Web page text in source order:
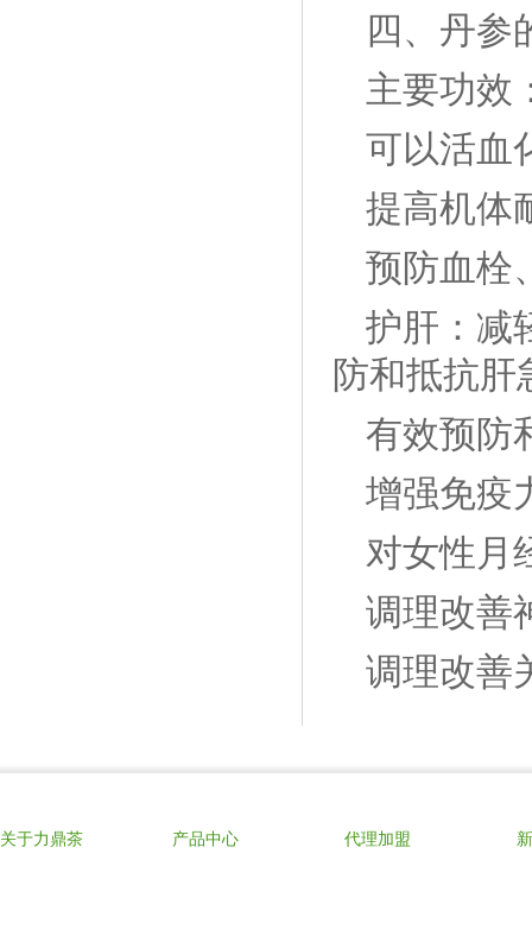
四、丹参
主要功效
可以活血
提高机体
预防血栓
护肝：减
防和抵抗肝
有效预防
增强免疫
对女性月
调理改善
调理改善
关于力鼎茶 产品中心 代理加盟